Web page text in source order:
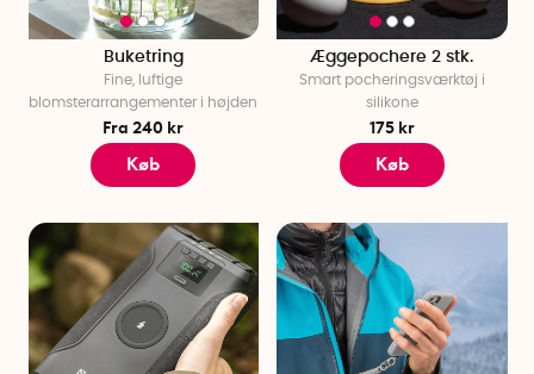
Buketring
Fine, luftige
blomsterarrangementer i højden
Fra 240 kr
Køb
Æggepochere 2 stk.
Smart pocheringsværktøj i
silikone
175 kr
Køb